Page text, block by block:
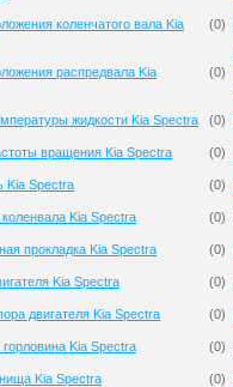
коленчатого вала Kia
(0)
распредвала Kia
(0)
жидкости Kia Spectra (0)
вращения Kia Spectra (0)
Kia Spectra (0)
Kia Spectra (0)
прокладка Kia Spectra (0)
Kia Spectra (0)
двигателя Kia Spectra (0)
Kia Spectra (0)
Kia Spectra (0)